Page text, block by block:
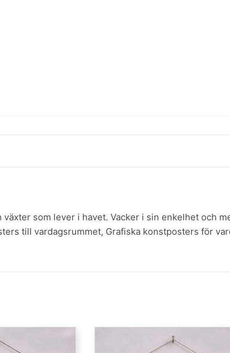
som lever i havet. Vacker i sin enkelhet och
till vardagsrummet, Grafiska konstposters för